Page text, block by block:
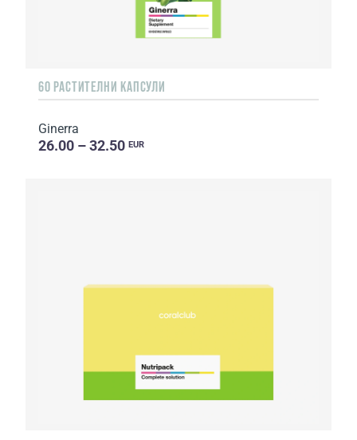
60 РАСТИТЕЛНИ КАПСУЛИ
Ginerra
26.00 – 32.50 EUR